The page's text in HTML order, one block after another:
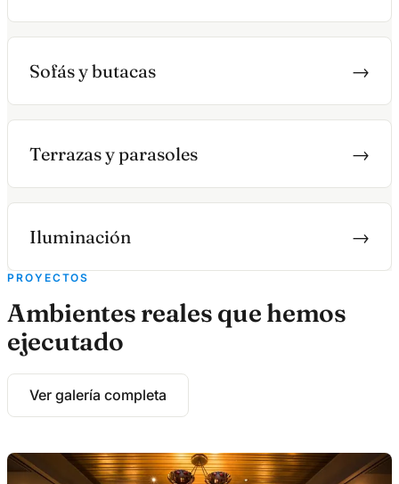
Sofás y butacas →
Terrazas y parasoles →
Iluminación →
PROYECTOS
Ambientes reales que hemos
ejecutado
Ver galería completa